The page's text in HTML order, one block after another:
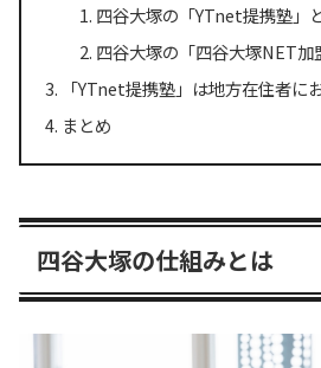
四谷大塚の「YTnet提携塾」
四谷大塚の「四谷大塚NET加
「YTnet提携塾」は地方在住者に
まとめ
四谷大塚の仕組みとは